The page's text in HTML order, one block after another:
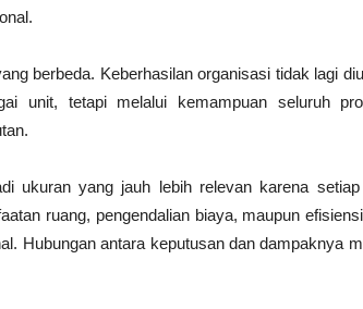
berbeda. Keberhasilan organisasi tidak lagi
unit, tetapi melalui kemampuan seluruh
ukuran yang jauh lebih relevan karena
ruang, pengendalian biaya, maupun
Hubungan antara keputusan dan dampaknya